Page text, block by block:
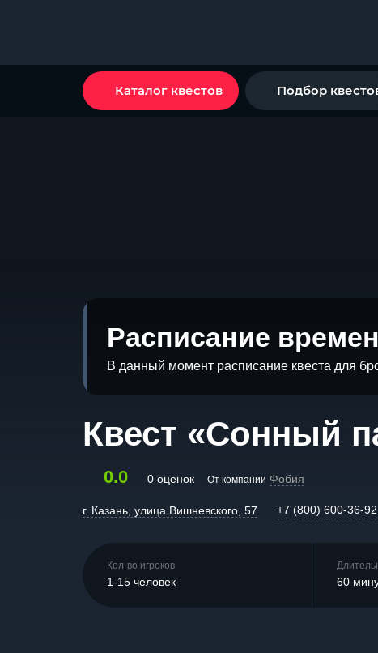
Каталог квестов Подбор
Расписание
В данный момент расписание квеста для
Квест «Сонный
0.0 0 оценок От компании Фобия
г. Казань, улица Вишневского, 57 +7 (800) 600-36-92
Кол-во игроков
1-15 человек 60